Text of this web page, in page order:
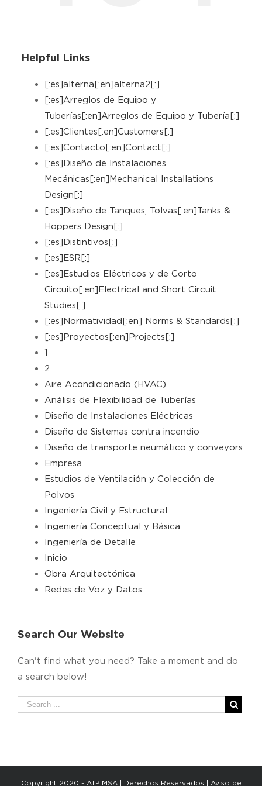
Helpful Links
[:es]alterna[:en]alterna2[:]
[:es]Arreglos de Equipo y
Tuberías[:en]Arreglos de Equipo y Tubería[:]
[:es]Clientes[:en]Customers[:]
[:es]Contacto[:en]Contact[:]
[:es]Diseño de Instalaciones
Mecánicas[:en]Mechanical Installations
Design[:]
[:es]Diseño de Tanques, Tolvas[:en]Tanks &
Hoppers Design[:]
[:es]Distintivos[:]
[:es]ESR[:]
[:es]Estudios Eléctricos y de Corto
Circuito[:en]Electrical and Short Circuit
Studies[:]
[:es]Normatividad[:en] Norms & Standards[:]
[:es]Proyectos[:en]Projects[:]
1
2
Aire Acondicionado (HVAC)
Análisis de Flexibilidad de Tuberías
Diseño de Instalaciones Eléctricas
Diseño de Sistemas contra incendio
Diseño de transporte neumático y conveyors
Empresa
Estudios de Ventilación y Colección de
Polvos
Ingeniería Civil y Estructural
Ingeniería Conceptual y Básica
Ingeniería de Detalle
Inicio
Obra Arquitectónica
Redes de Voz y Datos
Search Our Website
Can't find what you need? Take a moment and do
a search below!
Copyright 2020 - ATPIMSA | Derechos Reservados | Aviso de